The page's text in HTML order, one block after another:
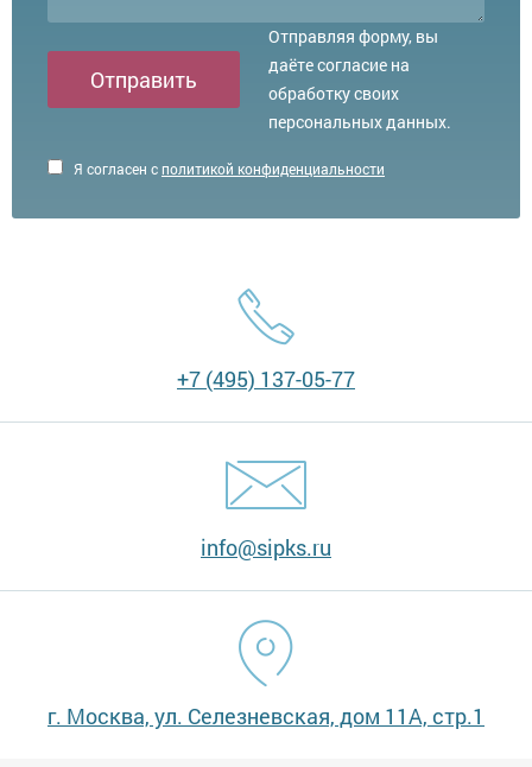
Я согласен сполитикой конфиденциальности
Отправить
Отправляя форму, вы
даёте согласие на
обработку своих
персональных данных.
+7 (495) 137-05-77
info@sipks.ru
г. Москва, ул. Селезневская, дом 11А, стр.1